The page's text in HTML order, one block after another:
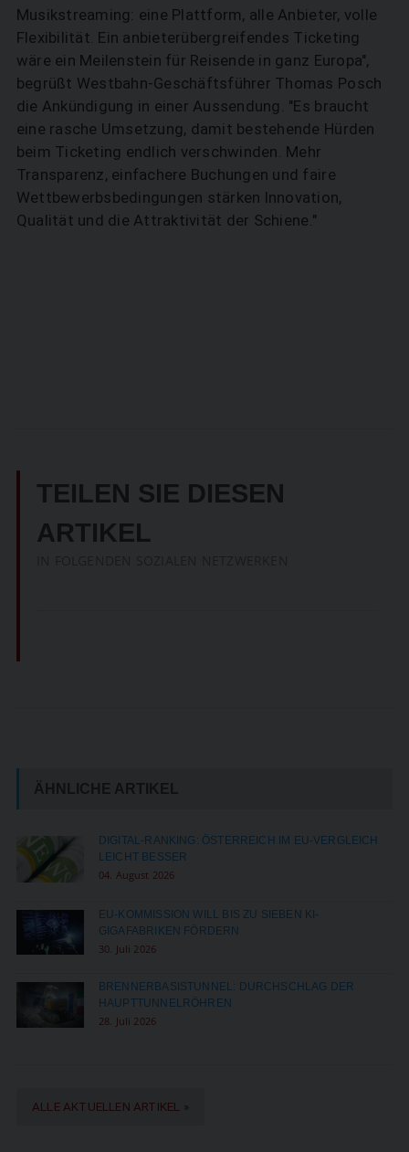
Musikstreaming: eine Plattform, alle Anbieter, volle
Flexibilität. Ein anbieterübergreifendes Ticketing
wäre ein Meilenstein für Reisende in ganz Europa",
begrüßt Westbahn-Geschäftsführer Thomas Posch
die Ankündigung in einer Aussendung. "Es braucht
eine rasche Umsetzung, damit bestehende Hürden
beim Ticketing endlich verschwinden. Mehr
Transparenz, einfachere Buchungen und faire
Wettbewerbsbedingungen stärken Innovation,
Qualität und die Attraktivität der Schiene."
TEILEN SIE DIESEN
ARTIKEL
ÄHNLICHE ARTIKEL
DIGITAL-RANKING: ÖSTERREICH IM EU-VERGLEICH
LEICHT BESSER
04. August 2026
EU-KOMMISSION WILL BIS ZU SIEBEN KI-
GIGAFABRIKEN FÖRDERN
30. Juli 2026
BRENNERBASISTUNNEL: DURCHSCHLAG DER
HAUPTTUNNELRÖHREN
28. Juli 2026
ALLE AKTUELLEN ARTIKEL »